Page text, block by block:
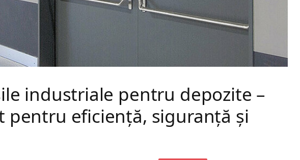
industriale pentru depozite –
pentru eficiență, siguranță și